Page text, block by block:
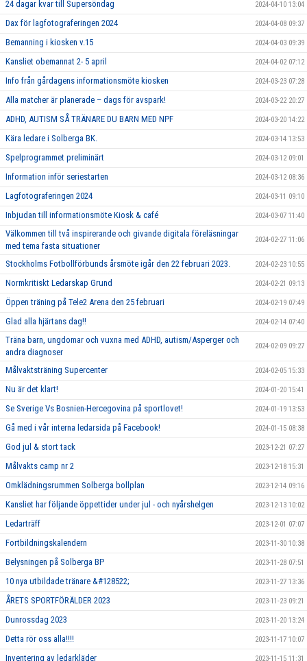
24 dagar kvar till Supersöndag 2024-04-10 13:04
Dax för lagfotograferingen 2024 2024-04-08 09:37
Bemanning i kiosken v.15 2024-04-03 09:39
Kansliet obemannat 2- 5 april 2024-04-02 07:12
Info från gårdagens informationsmöte kiosken 2024-03-23 07:28
Alla matcher är planerade – dags för avspark! 2024-03-22 20:27
ADHD, AUTISM SÅ TRÄNARE DU BARN MED NPF 2024-03-20 14:22
Kära ledare i Solberga BK. 2024-03-14 13:53
Spelprogrammet preliminärt 2024-03-12 09:01
Information inför seriestarten 2024-03-12 08:36
Lagfotograferingen 2024 2024-03-11 09:10
Inbjudan till informationsmöte Kiosk & café 2024-03-07 11:40
Välkommen till två inspirerande och givande digitala föreläsningar
med tema fasta situationer
2024-02-27 11:06
Stockholms Fotbollförbunds årsmöte igår den 22 februari 2023. 2024-02-23 10:55
Normkritiskt Ledarskap Grund 2024-02-21 09:13
Öppen träning på Tele2 Arena den 25 februari 2024-02-19 07:49
Glad alla hjärtans dag!! 2024-02-14 07:40
Träna barn, ungdomar och vuxna med ADHD, autism/Asperger och
andra diagnoser
2024-02-09 09:27
Målvaktsträning Supercenter 2024-02-05 15:33
Nu är det klart! 2024-01-20 15:41
Se Sverige Vs Bosnien-Hercegovina på sportlovet! 2024-01-19 13:53
Gå med i vår interna ledarsida på Facebook! 2024-01-15 08:38
God jul & stort tack 2023-12-21 07:27
Målvakts camp nr 2 2023-12-18 15:31
Omklädningsrummen Solberga bollplan 2023-12-14 09:16
Kansliet har följande öppettider under jul - och nyårshelgen 2023-12-13 10:02
Ledarträff 2023-12-01 07:07
Fortbildningskalendern 2023-11-30 10:38
Belysningen på Solberga BP 2023-11-28 07:51
10 nya utbildade tränare &#128522; 2023-11-27 13:36
ÅRETS SPORTFÖRÄLDER 2023 2023-11-23 09:21
Dunrossdag 2023 2023-11-20 13:24
Detta rör oss alla!!!! 2023-11-17 10:07
Inventering av ledarkläder 2023-11-15 11:31